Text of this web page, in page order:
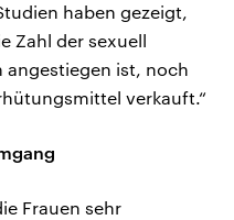
haben gezeigt,
Zahl der sexuell
angestiegen ist, noch
verkauft.“
Frauen sehr